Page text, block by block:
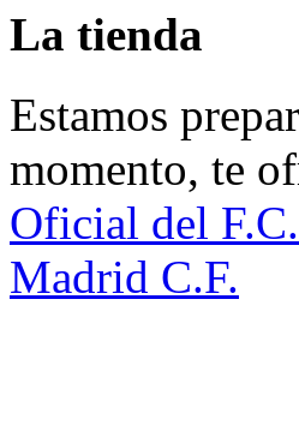
La tienda
Estamos
momento, te
Oficial del
Madrid C.F.